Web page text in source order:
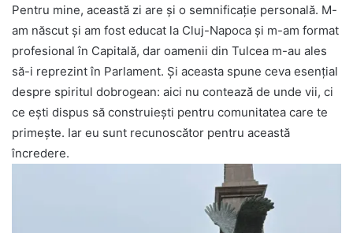
Pentru mine, această zi are și o semnificație personală. M-
am născut și am fost educat la Cluj-Napoca și m-am format
profesional în Capitală, dar oamenii din Tulcea m-au ales
să-i reprezint în Parlament. Și aceasta spune ceva esențial
despre spiritul dobrogean: aici nu contează de unde vii, ci
ce ești dispus să construiești pentru comunitatea care te
primește. Iar eu sunt recunoscător pentru această
încredere.